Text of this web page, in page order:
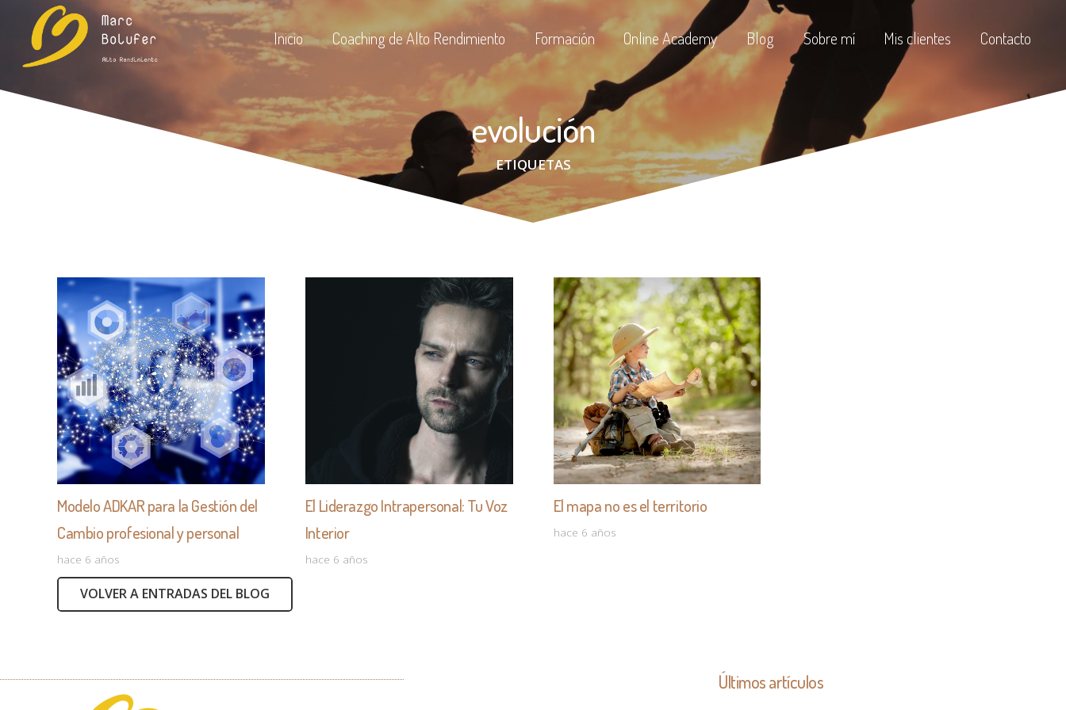
Inicio Coaching de Alto Rendimiento Formación Online Academy Blog Sobre mí Mis clientes Contacto
evolución
ETIQUETAS
Modelo ADKAR para la Gestión del
Cambio profesional y personal
hace 6 años
El Liderazgo Intrapersonal: Tu Voz
Interior
hace 6 años
El mapa no es el territorio
hace 6 años
VOLVER A ENTRADAS DEL BLOG
Últimos artículos